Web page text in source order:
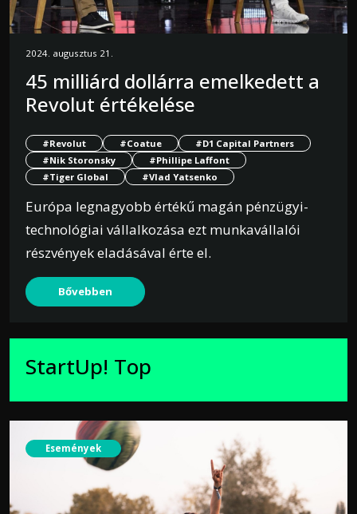
2024. augusztus 21.
45 milliárd dollárra emelkedett a
Revolut értékelése
#Revolut #Coatue
#D1 Capital Partners
#Nik Storonsky
#Phillipe Laffont
#Tiger Global
#Vlad Yatsenko
Európa legnagyobb értékű magán pénzügyi-
technológiai vállalkozása ezt munkavállalói
részvények eladásával érte el.
Bővebben
StartUp! Top
Események